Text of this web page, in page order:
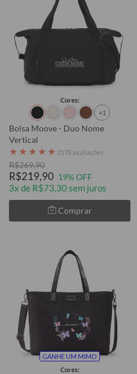
Cores:
+1
Bolsa Moove - Duo Nome
Vertical
★ ★ ★ ★ ★ 2178 avaliações
R$269,90
R$219,90 19% OFF
3x de R$73,30 sem juros
Comprar
GANHE UM MIMO
Cores: